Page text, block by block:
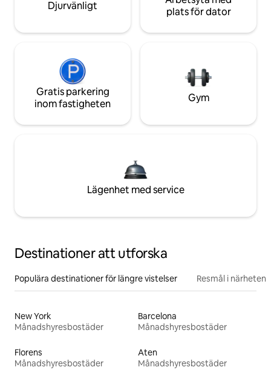
Djurvänligt
plats för dator
Gratis parkering
inom fastigheten
Gym
Lägenhet med service
Destinationer att utforska
Populära destinationer för längre vistelser Resmål i närheten
New York
Månadshyresbostäder
Barcelona
Månadshyresbostäder
Florens
Månadshyresbostäder
Aten
Månadshyresbostäder